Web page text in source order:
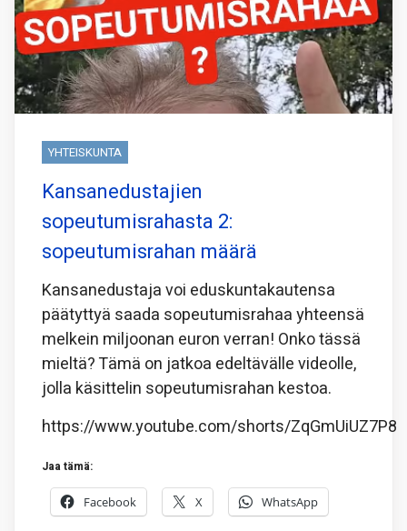
YHTEISKUNTA
Kansanedustajien
sopeutumisrahasta 2:
sopeutumisrahan määrä
Kansanedustaja voi eduskuntakautensa
päätyttyä saada sopeutumisrahaa yhteensä
melkein miljoonan euron verran! Onko tässä
mieltä? Tämä on jatkoa edeltävälle videolle,
jolla käsittelin sopeutumisrahan kestoa.
https://www.youtube.com/shorts/ZqGmUiUZ7P8
Jaa tämä:
Facebook X WhatsApp